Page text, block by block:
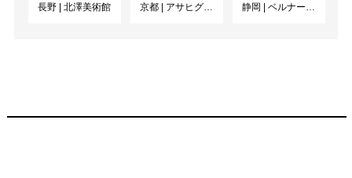
長野
北澤美術館
京都
アサヒグループ大山崎山荘美術館
静岡
ベルナール・ビュフェ美術館